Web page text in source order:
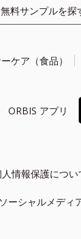
無料サンプルを探
ケア（食品）
ORBIS アプリ
情報保護につい
ソーシャルメディ